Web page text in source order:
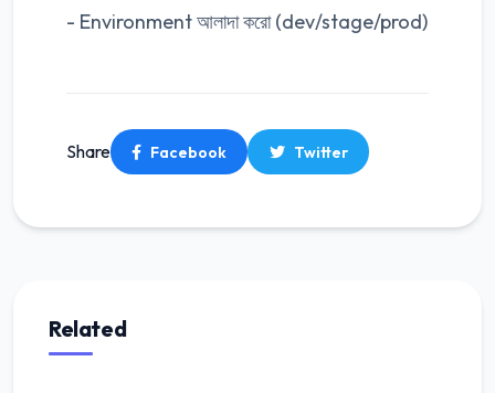
- Environment আলাদা করো (dev/stage/prod)
Share Facebook Twitter
Related